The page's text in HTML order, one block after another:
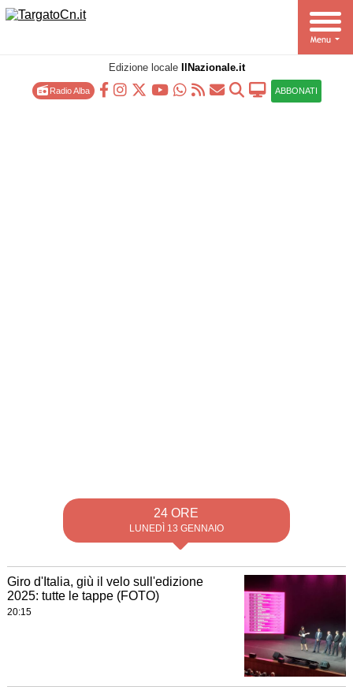
Edizione locale IlNazionale.it
Radio Alba ABBONATI
24 ORE
LUNEDÌ 13 GENNAIO
Giro d'Italia, giù il velo sull'edizione
2025: tutte le tappe (FOTO)
20:15